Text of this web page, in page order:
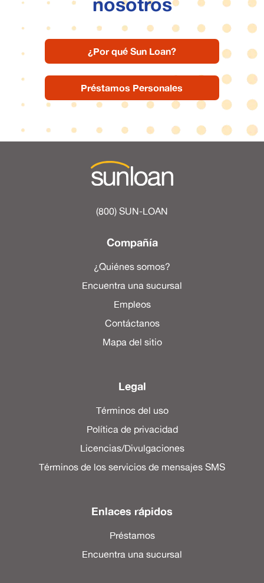
¿Por qué Sun Loan?
Préstamos Personales
(800) SUN-LOAN
Compañía
¿Quiénes somos?
Encuentra una sucursal
Empleos
Contáctanos
Mapa del sitio
Legal
Términos del uso
Política de privacidad
Licencias/Divulgaciones
Términos de los servicios de mensajes SMS
Enlaces rápidos
Préstamos
Encuentra una sucursal